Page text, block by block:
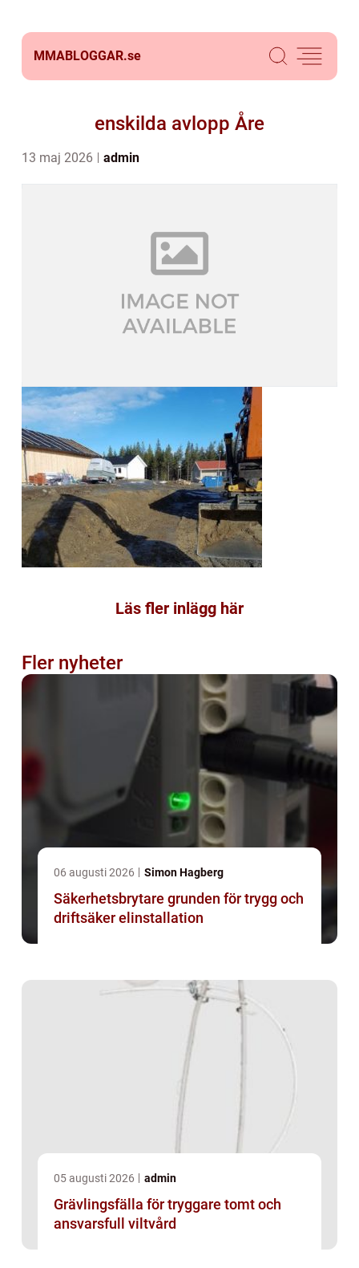
MMABLOGGAR.se
enskilda avlopp Åre
13 maj 2026 admin
Läs fler inlägg här
Fler nyheter
06 augusti 2026 Simon Hagberg
Säkerhetsbrytare grunden för trygg och
driftsäker elinstallation
05 augusti 2026 admin
Grävlingsfälla för tryggare tomt och
ansvarsfull viltvård